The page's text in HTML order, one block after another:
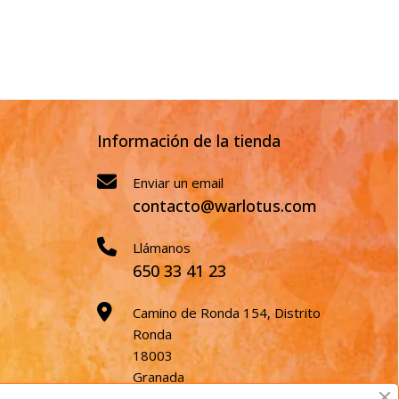
Información de la tienda
Enviar un email
contacto@warlotus.com
Llámanos
650 33 41 23
Camino de Ronda 154, Distrito
Ronda
18003
Granada